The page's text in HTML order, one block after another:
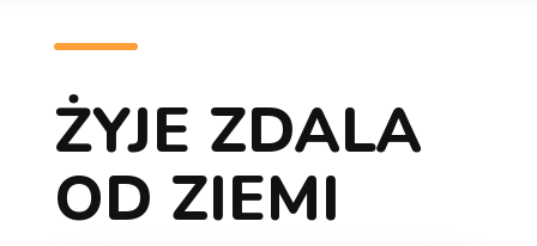
ŻYJE ZDALA
OD ZIEMI